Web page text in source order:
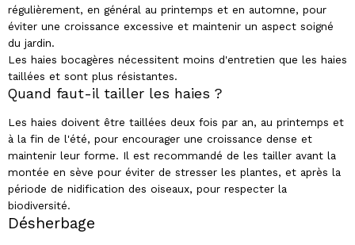
régulièrement, en général au printemps et en automne, pour
éviter une croissance excessive et maintenir un aspect soigné
du jardin.
Les haies bocagères nécessitent moins d'entretien que les haies
taillées et sont plus résistantes.
Quand faut-il tailler les haies ?
Les haies doivent être taillées deux fois par an, au printemps et
à la fin de l'été, pour encourager une croissance dense et
maintenir leur forme. Il est recommandé de les tailler avant la
montée en sève pour éviter de stresser les plantes, et après la
période de nidification des oiseaux, pour respecter la
biodiversité.
Désherbage